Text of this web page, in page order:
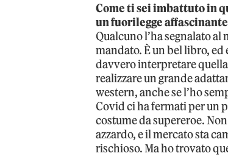
Come ti sei imbattuto in
un fuorilegge
Qualcuno l’ha segnalato
mandato. È un bel libro,
davvero interpretare
realizzare un grande
western, anche se l’ho
Covid ci ha fermati per un
costume da supereroe.
azzardo, e il mercato sta
rischioso. Ma ho trovato